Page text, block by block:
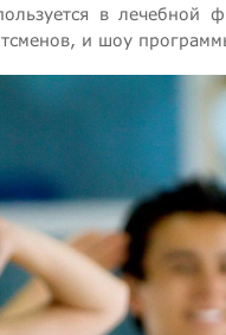
в лечебной
и шоу